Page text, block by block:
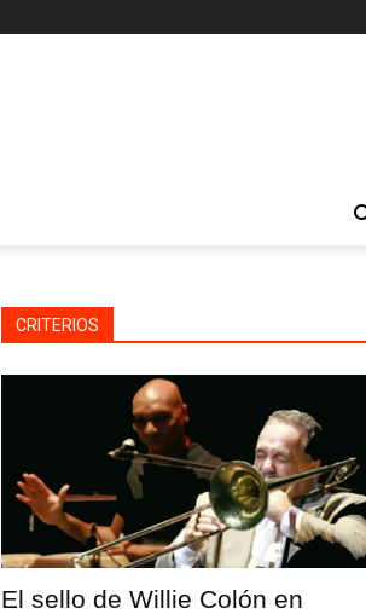
CRITERIOS
El sello de Willie Colón en